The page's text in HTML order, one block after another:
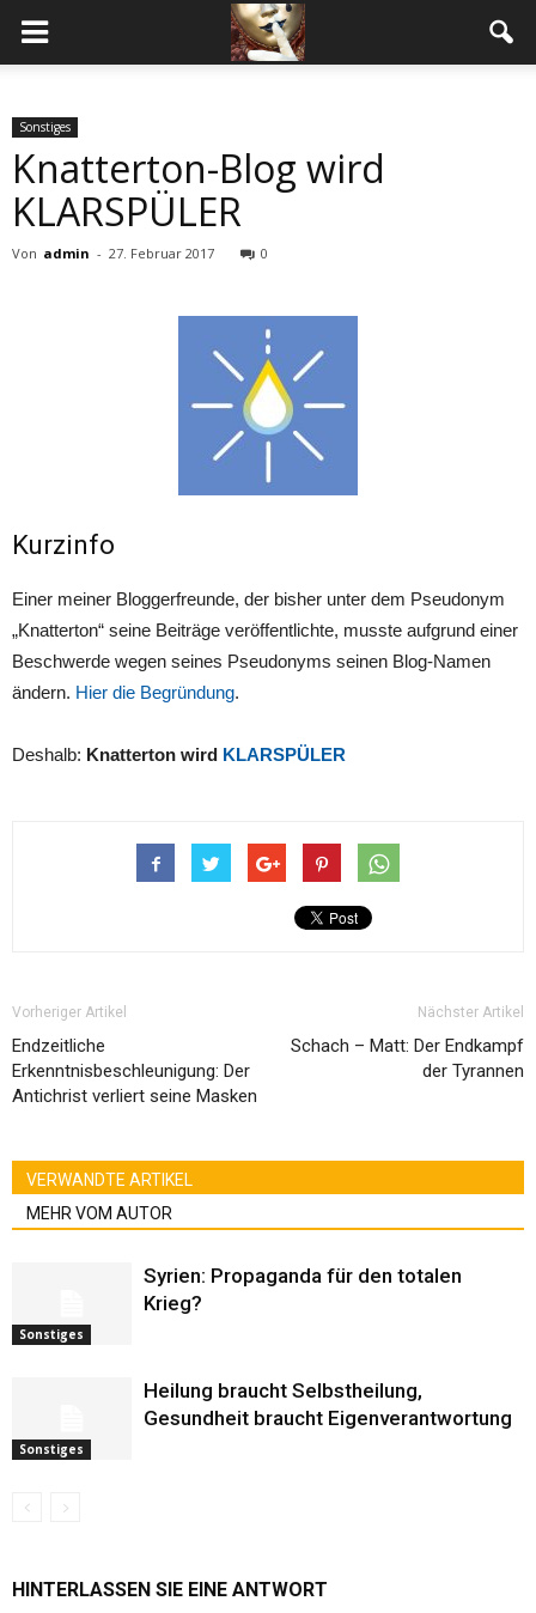
Sonstiges
Knatterton-Blog wird
KLARSPÜLER
Von admin - 27. Februar 2017 0
Kurzinfo
Einer meiner Bloggerfreunde, der bisher unter dem Pseudonym
„Knatterton“ seine Beiträge veröffentlichte, musste aufgrund einer
Beschwerde wegen seines Pseudonyms seinen Blog-Namen
ändern. Hier die Begründung.
Deshalb: Knatterton wird KLARSPÜLER
Vorheriger Artikel
Endzeitliche
Erkenntnisbeschleunigung: Der
Antichrist verliert seine Masken
Nächster Artikel
Schach – Matt: Der Endkampf
der Tyrannen
VERWANDTE ARTIKEL
MEHR VOM AUTOR
Sonstiges
Syrien: Propaganda für den totalen
Krieg?
Sonstiges
Heilung braucht Selbstheilung,
Gesundheit braucht Eigenverantwortung
HINTERLASSEN SIE EINE ANTWORT